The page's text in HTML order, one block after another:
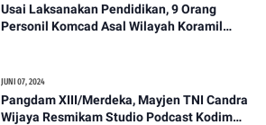
Usai Laksanakan Pendidikan, 9 Orang
Personil Komcad Asal Wilayah Koramil
JUNI 07, 2024
Pangdam XIII/Merdeka, Mayjen TNI Candra
Wijaya Resmikam Studio Podcast Kodim